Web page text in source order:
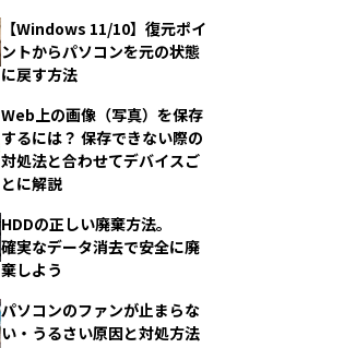
【Windows 11/10】復元ポイ
ントからパソコンを元の状態
に戻す方法
Web上の画像（写真）を保存
するには？ 保存できない際の
対処法と合わせてデバイスご
とに解説
HDDの正しい廃棄方法。
確実なデータ消去で安全に廃
棄しよう
パソコンのファンが止まらな
い・うるさい原因と対処方法